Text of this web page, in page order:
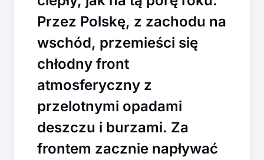
Przez Polskę, z zachodu na
wschód, przemieści się
chłodny front
atmosferyczny z
przelotnymi opadami
deszczu i burzami. Za
frontem zacznie napływać